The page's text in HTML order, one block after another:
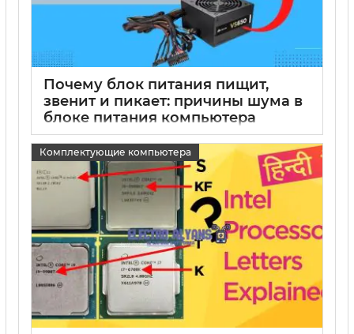
Почему блок питания пищит,
звенит и пикает: причины шума в
блоке питания компьютера
15 05 2025 0
Комплектующие компьютера